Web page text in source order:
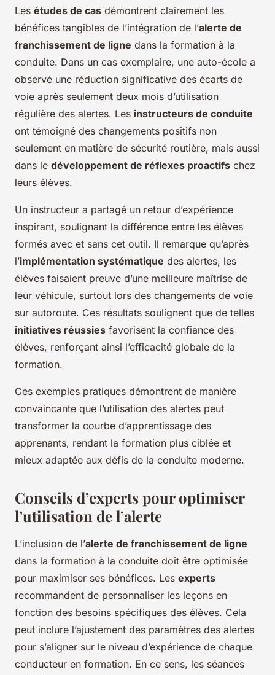
Les études de cas démontrent clairement les
bénéfices tangibles de l’intégration de l’alerte de
franchissement de ligne dans la formation à la
conduite. Dans un cas exemplaire, une auto-école a
observé une réduction significative des écarts de
voie après seulement deux mois d’utilisation
régulière des alertes. Les instructeurs de conduite
ont témoigné des changements positifs non
seulement en matière de sécurité routière, mais aussi
dans le développement de réflexes proactifs chez
leurs élèves.
Un instructeur a partagé un retour d’expérience
inspirant, soulignant la différence entre les élèves
formés avec et sans cet outil. Il remarque qu’après
l’implémentation systématique des alertes, les
élèves faisaient preuve d’une meilleure maîtrise de
leur véhicule, surtout lors des changements de voie
sur autoroute. Ces résultats soulignent que de telles
initiatives réussies favorisent la confiance des
élèves, renforçant ainsi l’efficacité globale de la
formation.
Ces exemples pratiques démontrent de manière
convaincante que l’utilisation des alertes peut
transformer la courbe d’apprentissage des
apprenants, rendant la formation plus ciblée et
mieux adaptée aux défis de la conduite moderne.
Conseils d’experts pour optimiser
l’utilisation de l’alerte
L’inclusion de l’alerte de franchissement de ligne
dans la formation à la conduite doit être optimisée
pour maximiser ses bénéfices. Les experts
recommandent de personnaliser les leçons en
fonction des besoins spécifiques des élèves. Cela
peut inclure l’ajustement des paramètres des alertes
pour s’aligner sur le niveau d’expérience de chaque
conducteur en formation. En ce sens, les séances